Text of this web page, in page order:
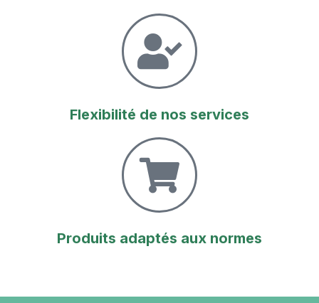
Flexibilité de nos services
Produits adaptés aux normes